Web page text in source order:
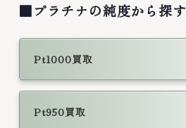
■プラチナの純度から探す
Pt1000買取
Pt950買取